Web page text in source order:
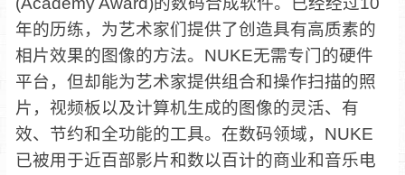
年的历练，为艺术家们提供了创造具有高质素的
相片效果的图像的方法。NUKE无需专门的硬件
平台，但却能为艺术家提供组合和操作扫描的照
片，视频板以及计算机生成的图像的灵活、有
效、节约和全功能的工具。在数码领域，NUKE
已被用于近百部影片和数以百计的商业和音乐电